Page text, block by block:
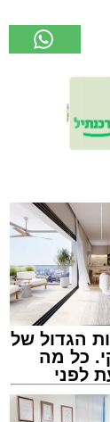
הגדול של
כל מה
לפני
לדירה